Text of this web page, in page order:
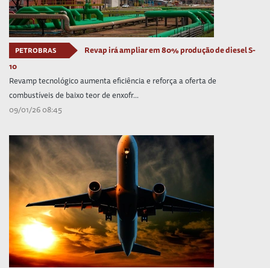
PETROBRAS
Revap irá ampliar em 80% produção de diesel S-
10
Revamp tecnológico aumenta eficiência e reforça a oferta de
combustíveis de baixo teor de enxofr...
09/01/26 08:45